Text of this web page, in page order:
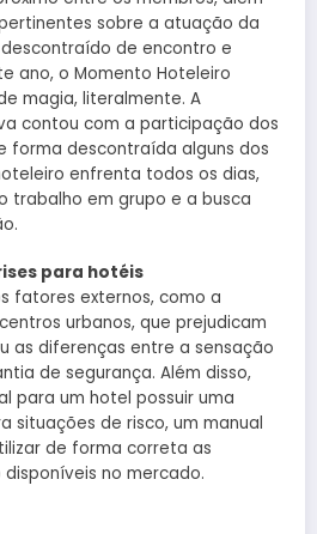
sobre a atuação da
de encontro e
ano, o Momento Hoteleiro
magia, literalmente. A
contou com a participação dos
forma descontraída alguns dos
enfrenta todos os dias,
trabalho em grupo e a busca
para hotéis
fatores externos, como a
urbanos, que prejudicam
as diferenças entre a sensação
de segurança. Além disso,
para um hotel possuir uma
situações de risco, um manual
de forma correta as
no mercado.